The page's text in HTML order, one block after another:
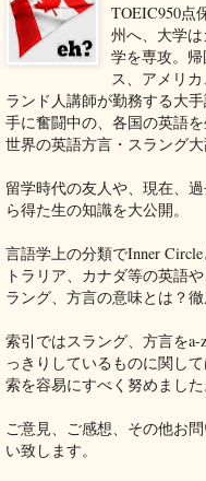
TOEIC950点
州へ、大学
学を専攻。
ス、アメリ
ランド人講師が勤務する大
手に奮闘中の、各国の英語
世界の英語方言・スラング大
留学時代の友人や、現在、
ら得た生の知識を大公開。
言語学上の分類でInner
トラリア、カナダ等の英語
ラング、方言の意味とは？
索引ではスラング、方言を
っきりしているものに関し
索を容易にすべく努めました
ご意見、ご感想、その他お
い致します。